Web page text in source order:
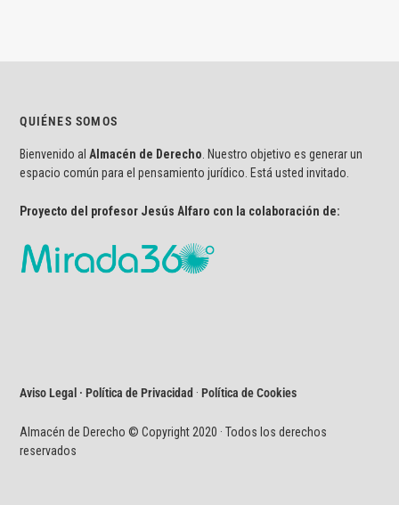
QUIÉNES SOMOS
Bienvenido al Almacén de Derecho . Nuestro objetivo es generar un
espacio común para el pensamiento jurídico. Está usted invitado.
Proyecto del profesor Jesús Alfaro con la colaboración de:
Aviso Legal · Política de Privacidad ·Política de Cookies
Almacén de Derecho © Copyright 2020 · Todos los derechos
reservados